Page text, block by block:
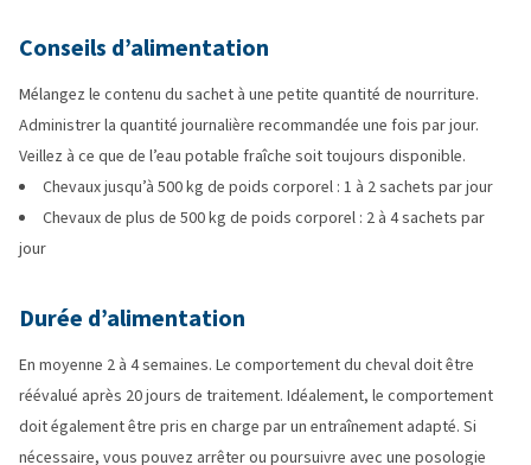
Conseils d’alimentation
Mélangez le contenu du sachet à une petite quantité de nourriture.
Administrer la quantité journalière recommandée une fois par jour.
Veillez à ce que de l’eau potable fraîche soit toujours disponible.
Chevaux jusqu’à 500 kg de poids corporel : 1 à 2 sachets par jour
Chevaux de plus de 500 kg de poids corporel : 2 à 4 sachets par
jour
Durée d’alimentation
En moyenne 2 à 4 semaines. Le comportement du cheval doit être
réévalué après 20 jours de traitement. Idéalement, le comportement
doit également être pris en charge par un entraînement adapté. Si
nécessaire, vous pouvez arrêter ou poursuivre avec une posologie